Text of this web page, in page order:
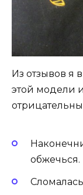
Из отзывов я
этой модели
обжечься.